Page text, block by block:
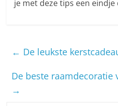
je met deze tips een eindje
← De leukste
De beste raamdecoratie
→